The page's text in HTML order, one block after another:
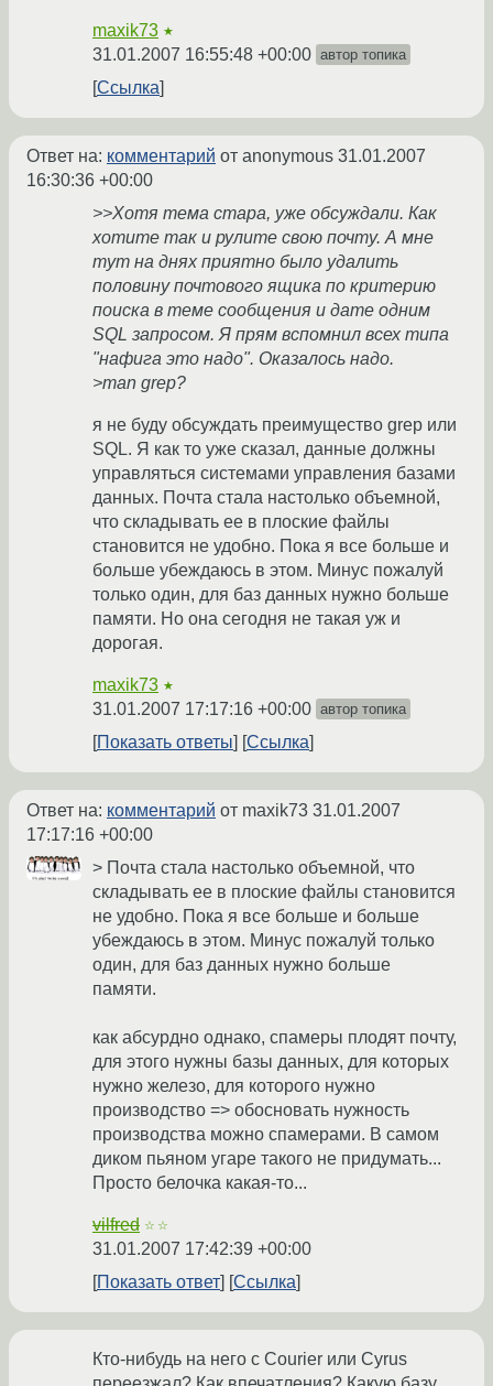
maxik73 ★
31.01.2007 16:55:48 +00:00 автор топика
Ссылка
Ответ на: комментарий от anonymous 31.01.2007
16:30:36 +00:00
>>Хотя тема стара, уже обсуждали. Как
хотите так и рулите свою почту. А мне
тут на днях приятно было удалить
половину почтового ящика по критерию
поиска в теме сообщения и дате одним
SQL запросом. Я прям вспомнил всех типа
"нафига это надо". Оказалось надо.
>man grep?
я не буду обсуждать преимущество grep или
SQL. Я как то уже сказал, данные должны
управляться системами управления базами
данных. Почта стала настолько объемной,
что складывать ее в плоские файлы
становится не удобно. Пока я все больше и
больше убеждаюсь в этом. Минус пожалуй
только один, для баз данных нужно больше
памяти. Но она сегодня не такая уж и
дорогая.
maxik73 ★
31.01.2007 17:17:16 +00:00 автор топика
Показать ответы Ссылка
Ответ на: комментарий от maxik73 31.01.2007
17:17:16 +00:00
> Почта стала настолько объемной, что
складывать ее в плоские файлы становится
не удобно. Пока я все больше и больше
убеждаюсь в этом. Минус пожалуй только
один, для баз данных нужно больше
памяти.
как абсурдно однако, спамеры плодят почту,
для этого нужны базы данных, для которых
нужно железо, для которого нужно
производство => обосновать нужность
производства можно спамерами. В самом
диком пьяном угаре такого не придумать...
Просто белочка какая-то...
vilfred ☆☆
31.01.2007 17:42:39 +00:00
Показать ответ
Ссылка
Кто-нибудь на него с Courier или Cyrus